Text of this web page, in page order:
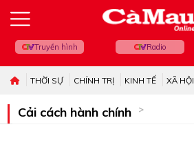
Truyền hình Radio
THỜI SỰ CHÍNH TRỊ KINH TẾ XÃ HỘI
Cải cách hành chính